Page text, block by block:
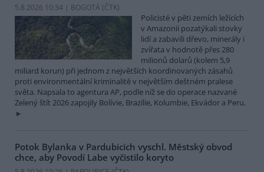
5.8.2026 10:34 | BOGOTÁ (ČTK)
Policisté v pěti zemích ležících
v Amazonii pozatýkali stovky
lidí a zabavili dřevo, minerály i
zvířata v hodnotě přes 280
milionů dolarů (kolem 5,9
miliard korun) při jednom z největších koordinovaných zásahů
proti environmentální kriminalitě v největším deštném pralese
světa. Napsala to agentura AP, podle níž se do operace nazvané
Zelený štít 2026 zapojily Bolívie, Brazílie, Kolumbie, Ekvádor a Peru.
Potok Bylanka v Pardubicích vyschl. Městský obvod
chce, aby Povodí Labe vyčistilo koryto